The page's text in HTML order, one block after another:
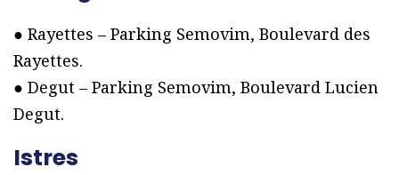
● Rayettes – Parking Semovim, Boulevard des
Rayettes.
● Degut – Parking Semovim, Boulevard Lucien
Degut.
Istres